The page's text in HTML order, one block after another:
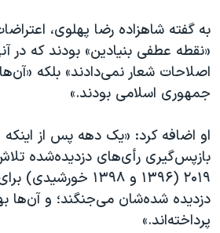
«نقطه عطفی بنیادین» بودند که در
اصلاحات شعار نمی‌دادند» بلکه
جمهوری اسلامی بودند.»
او اضافه کرد: «یک دهه پس از
۲۰۱۹ (۱۳۹۶ و ۱۳۹۸
دزدیده شده‌شان می‌جنگند؛ و آن‌ها
پرداخته‌اند.»